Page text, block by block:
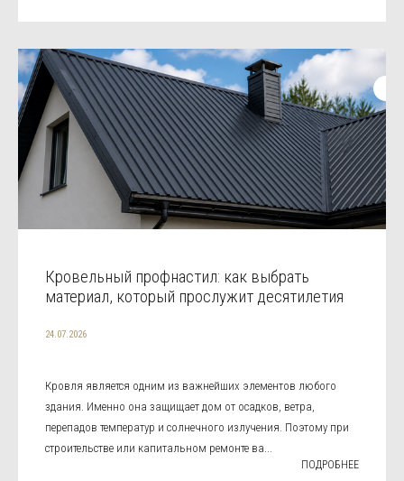
Кровельный профнастил: как выбрать
материал, который прослужит десятилетия
24.07.2026
Кровля является одним из важнейших элементов любого
здания. Именно она защищает дом от осадков, ветра,
перепадов температур и солнечного излучения. Поэтому при
строительстве или капитальном ремонте ва...
ПОДРОБНЕЕ